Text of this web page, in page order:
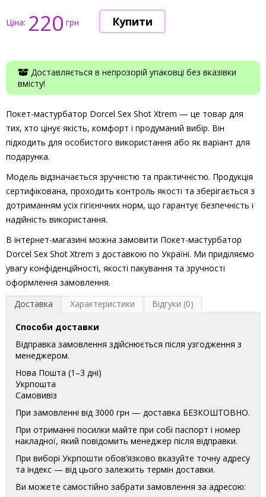
Ціна: 220 грн
Доставляється в непрозорій упаковці без вказівки
вмісту!
Покет-мастурбатор Dorcel Sex Shot Xtrem — це товар для
тих, хто цінує якість, комфорт і продуманий вибір. Він
підходить для особистого використання або як варіант для
подарунка.
Модель відзначається зручністю та практичністю. Продукція
сертифікована, проходить контроль якості та зберігається з
дотриманням усіх гігієнічних норм, що гарантує безпечність і
надійність використання.
В інтернет-магазині можна замовити Покет-мастурбатор
Dorcel Sex Shot Xtrem з доставкою по Україні. Ми приділяємо
увагу конфіденційності, якості пакування та зручності
оформлення замовлення.
Доставка
Характеристики Відгуки (0)
Способи доставки
Відправка замовлення здійснюється після узгодження з
менеджером.
Нова Пошта (1–3 дні)
Укрпошта
Самовивіз
При замовленні від 3000 грн — доставка БЕЗКОШТОВНО.
При отриманні посилки майте при собі паспорт і номер
накладної, який повідомить менеджер після відправки.
При виборі Укрпошти обов’язково вказуйте точну адресу
та індекс — від цього залежить термін доставки.
Ви можете самостійно забрати замовлення за адресою: